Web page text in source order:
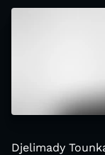
Djelimady